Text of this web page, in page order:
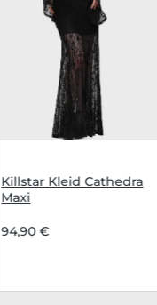
Killstar Kleid Cathedra
Maxi
94,90 €